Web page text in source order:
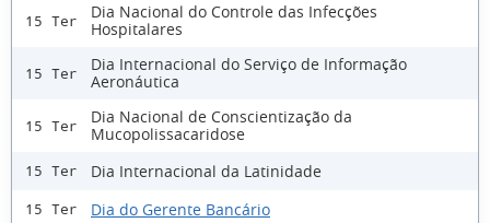
15 Ter
Dia Nacional do Controle das Infecções
Hospitalares
15 Ter
Dia Internacional do Serviço de Informação
Aeronáutica
15 Ter
Dia Nacional de Conscientização da
Mucopolissacaridose
15 Ter Dia Internacional da Latinidade
15 Ter Dia do Gerente Bancário